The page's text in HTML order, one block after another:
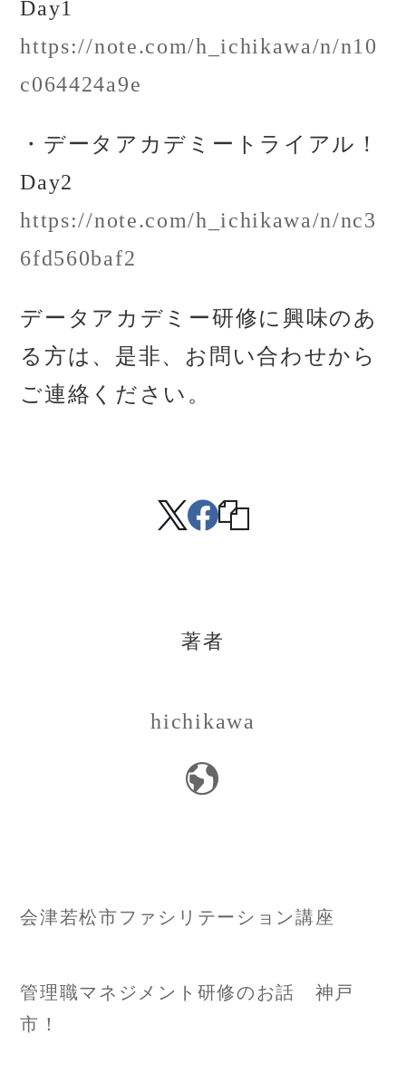
Day1
https://note.com/h_ichikawa/n/n10
c064424a9e
・データアカデミートライアル！
Day2
https://note.com/h_ichikawa/n/nc3
6fd560baf2
データアカデミー研修に興味のあ
る方は、是非、お問い合わせから
ご連絡ください。
著者
hichikawa
投
ナ
ビ
会津若松市ファシリテーション講座
管理職マネジメント研修のお話 神戸
市！